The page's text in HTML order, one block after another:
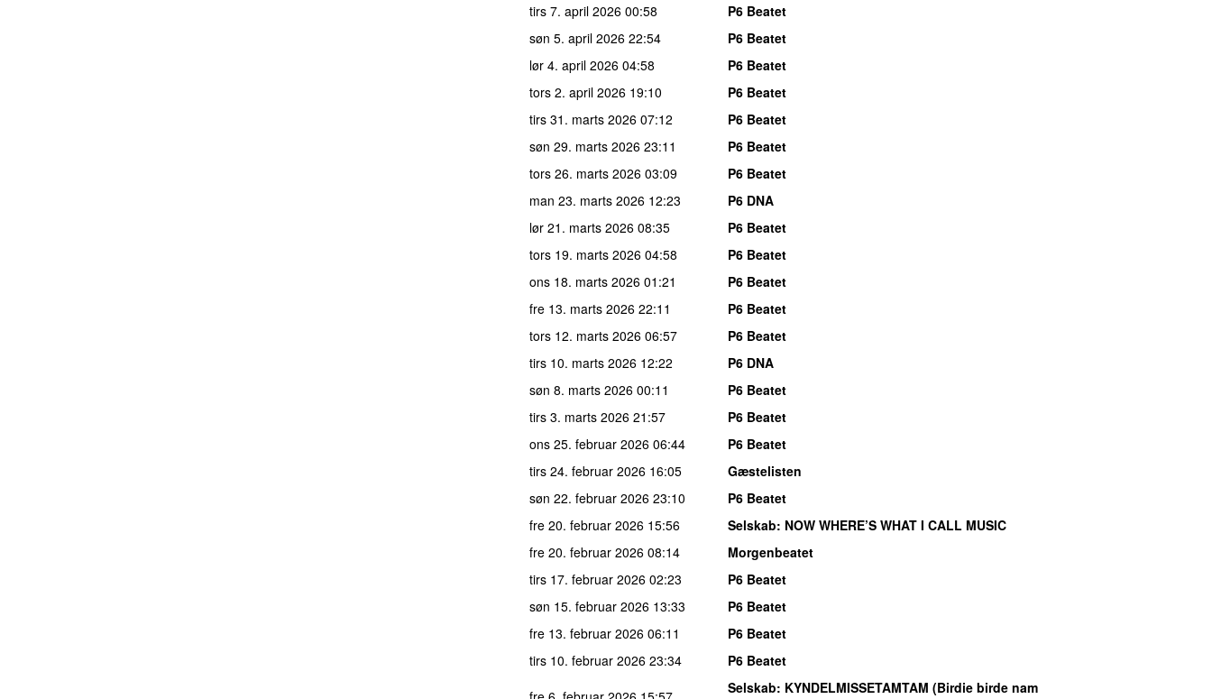
tirs 7. april 2026 00:58
P6 Beatet
søn 5. april 2026 22:54
P6 Beatet
lør 4. april 2026 04:58
P6 Beatet
tors 2. april 2026 19:10
P6 Beatet
tirs 31. marts 2026 07:12
P6 Beatet
søn 29. marts 2026 23:11
P6 Beatet
tors 26. marts 2026 03:09
P6 Beatet
man 23. marts 2026 12:23
P6 DNA
lør 21. marts 2026 08:35
P6 Beatet
tors 19. marts 2026 04:58
P6 Beatet
ons 18. marts 2026 01:21
P6 Beatet
fre 13. marts 2026 22:11
P6 Beatet
tors 12. marts 2026 06:57
P6 Beatet
tirs 10. marts 2026 12:22
P6 DNA
søn 8. marts 2026 00:11
P6 Beatet
tirs 3. marts 2026 21:57
P6 Beatet
ons 25. februar 2026 06:44
P6 Beatet
tirs 24. februar 2026 16:05
Gæstelisten
søn 22. februar 2026 23:10
P6 Beatet
fre 20. februar 2026 15:56 Selskab: NOW WHERE’S WHAT I CALL MUSIC
fre 20. februar 2026 08:14
Morgenbeatet
tirs 17. februar 2026 02:23
P6 Beatet
søn 15. februar 2026 13:33
P6 Beatet
fre 13. februar 2026 06:11
P6 Beatet
tirs 10. februar 2026 23:34
P6 Beatet
Selskab: KYNDELMISSETAMTAM (Birdie birde nam